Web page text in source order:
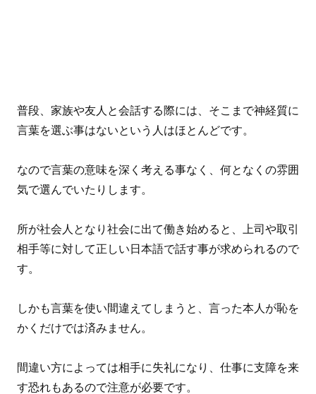
普段、家族や友人と会話する際には、そこまで神経質に
言葉を選ぶ事はないという人はほとんどです。
なので言葉の意味を深く考える事なく、何となくの雰囲
気で選んでいたりします。
所が社会人となり社会に出て働き始めると、上司や取引
相手等に対して正しい日本語で話す事が求められるので
す。
しかも言葉を使い間違えてしまうと、言った本人が恥を
かくだけでは済みません。
間違い方によっては相手に失礼になり、仕事に支障を来
す恐れもあるので注意が必要です。